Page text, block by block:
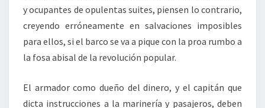
y ocupantes de opulentas suites, piensen lo contrario,
creyendo erróneamente en salvaciones imposibles
para ellos, si el barco se va a pique con la proa rumbo a
la fosa abisal de la revolución popular.
El armador como dueño del dinero, y el capitán que
dicta instrucciones a la marinería y pasajeros, deben